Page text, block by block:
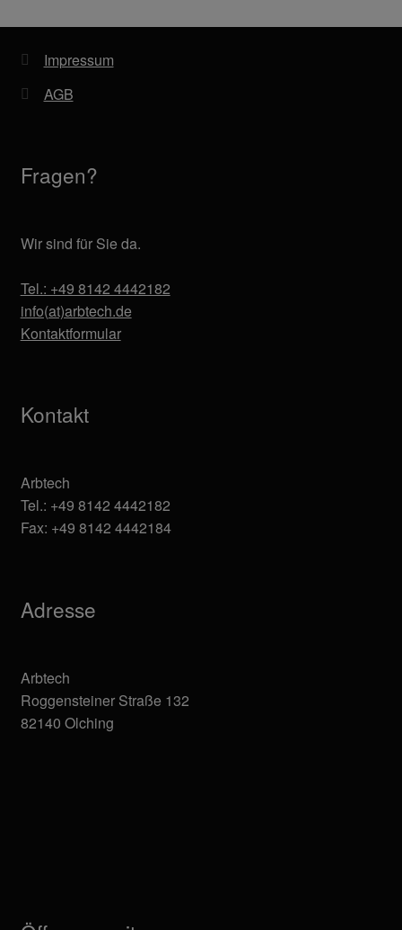
Impressum
AGB
Fragen?
Wir sind für Sie da.
Tel.: +49 8142 4442182
info(at)arbtech.de
Kontaktformular
Kontakt
Arbtech
Tel.: +49 8142 4442182
Fax: +49 8142 4442184
Adresse
Arbtech
Roggensteiner Straße 132
82140 Olching